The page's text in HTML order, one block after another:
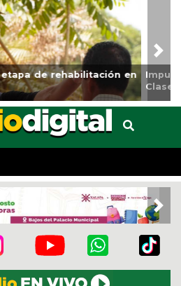
Expo Venta Regreso a